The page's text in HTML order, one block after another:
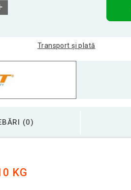
Transport și plată
(0)
KG